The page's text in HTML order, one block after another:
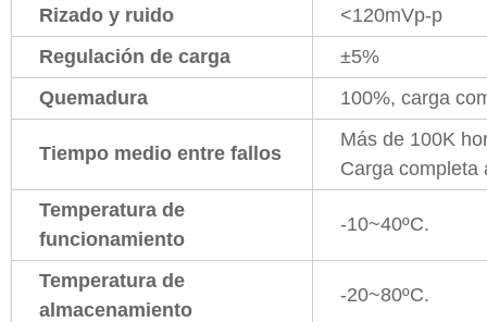
Rizado y ruido
<120mVp-p
Regulación de carga
±5%
Quemadura
100%, carga
Tiempo medio entre fallos
Más de 100K
Carga completa
Temperatura de
funcionamiento
-10~40ºC.
Temperatura de
almacenamiento
-20~80ºC.